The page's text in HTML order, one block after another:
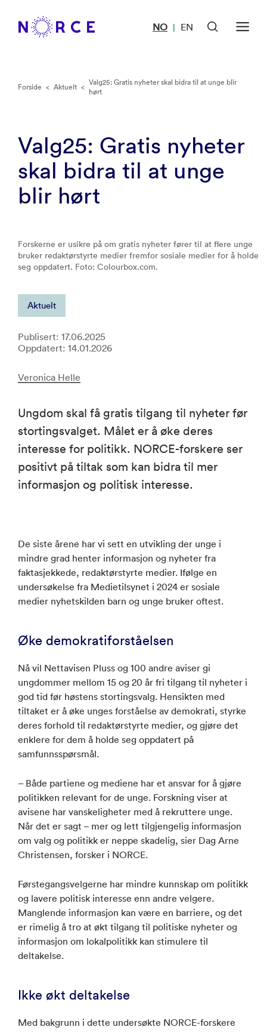
NO | EN
Forside < Aktuelt < Valg25: Gratis nyheter skal bidra til at unge blir
hørt
Valg25: Gratis nyheter
skal bidra til at unge
blir hørt
Forskerne er usikre på om gratis nyheter fører til at flere unge
bruker redaktørstyrte medier fremfor sosiale medier for å holde
seg oppdatert. Foto: Colourbox.com.
Aktuelt
Publisert: 17.06.2025
Oppdatert: 14.01.2026
Veronica Helle
Ungdom skal få gratis tilgang til nyheter før
stortingsvalget. Målet er å øke deres
interesse for politikk. NORCE-forskere ser
positivt på tiltak som kan bidra til mer
informasjon og politisk interesse.
De siste årene har vi sett en utvikling der unge i
mindre grad henter informasjon og nyheter fra
faktasjekkede, redaktørstyrte medier. Ifølge en
undersøkelse fra Medietilsynet i 2024 er sosiale
medier nyhetskilden barn og unge bruker oftest.
Øke demokratiforståelsen
Nå vil Nettavisen Pluss og 100 andre aviser gi
ungdommer mellom 15 og 20 år fri tilgang til nyheter i
god tid før høstens stortingsvalg. Hensikten med
tiltaket er å øke unges forståelse av demokrati, styrke
deres forhold til redaktørstyrte medier, og gjøre det
enklere for dem å holde seg oppdatert på
samfunnsspørsmål.
– Både partiene og mediene har et ansvar for å gjøre
politikken relevant for de unge. Forskning viser at
avisene har vanskeligheter med å rekruttere unge.
Når det er sagt – mer og lett tilgjengelig informasjon
om valg og politikk er neppe skadelig, sier Dag Arne
Christensen, forsker i NORCE.
Førstegangsvelgerne har mindre kunnskap om politikk
og lavere politisk interesse enn andre velgere.
Manglende informasjon kan være en barriere, og det
er rimelig å tro at økt tilgang til politiske nyheter og
informasjon om lokalpolitikk kan stimulere til
deltakelse.
Ikke økt deltakelse
Med bakgrunn i dette undersøkte NORCE-forskere